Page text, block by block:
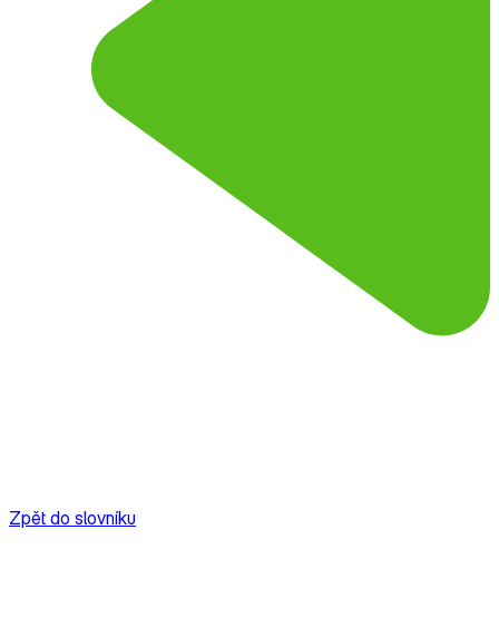
Zpět do slovníku